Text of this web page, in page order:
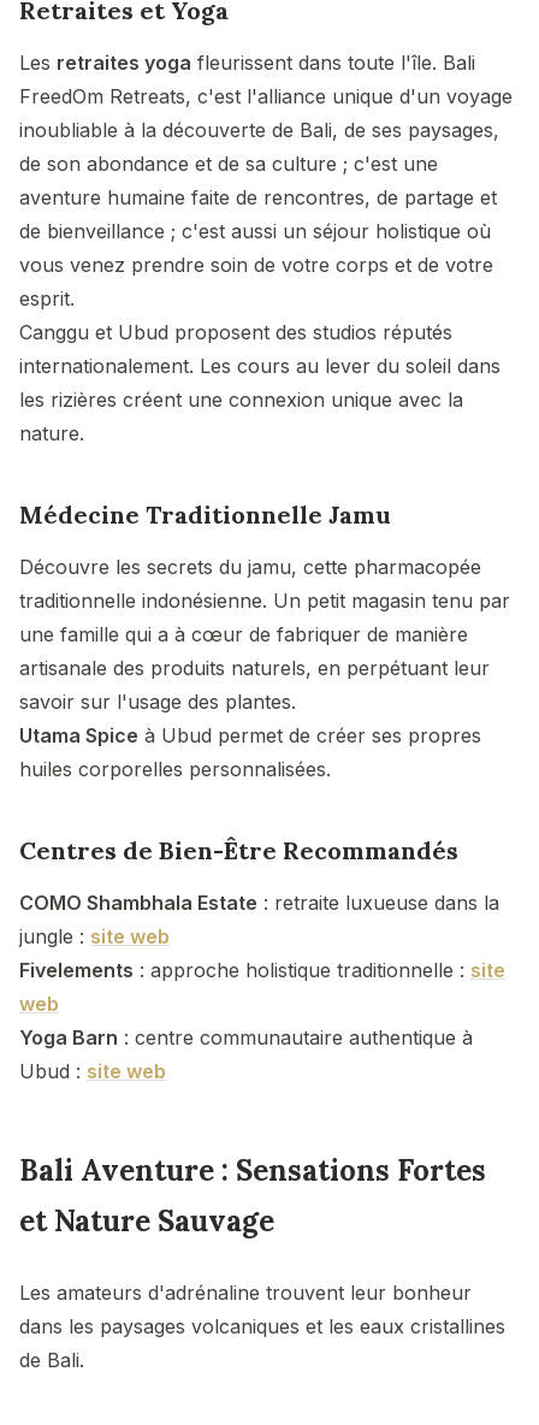
Retraites et Yoga
Les retraites yoga fleurissent dans toute l'île. Bali
FreedOm Retreats, c'est l'alliance unique d'un voyage
inoubliable à la découverte de Bali, de ses paysages,
de son abondance et de sa culture ; c'est une
aventure humaine faite de rencontres, de partage et
de bienveillance ; c'est aussi un séjour holistique où
vous venez prendre soin de votre corps et de votre
esprit.
Canggu et Ubud proposent des studios réputés
internationalement. Les cours au lever du soleil dans
les rizières créent une connexion unique avec la
nature.
Médecine Traditionnelle Jamu
Découvre les secrets du jamu, cette pharmacopée
traditionnelle indonésienne. Un petit magasin tenu par
une famille qui a à cœur de fabriquer de manière
artisanale des produits naturels, en perpétuant leur
savoir sur l'usage des plantes.
Utama Spice à Ubud permet de créer ses propres
huiles corporelles personnalisées.
Centres de Bien-Être Recommandés
COMO Shambhala Estate : retraite luxueuse dans la
jungle : site web
Fivelements : approche holistique traditionnelle : site
web
Yoga Barn : centre communautaire authentique à
Ubud : site web
Bali Aventure : Sensations Fortes
et Nature Sauvage
Les amateurs d'adrénaline trouvent leur bonheur
dans les paysages volcaniques et les eaux cristallines
de Bali.